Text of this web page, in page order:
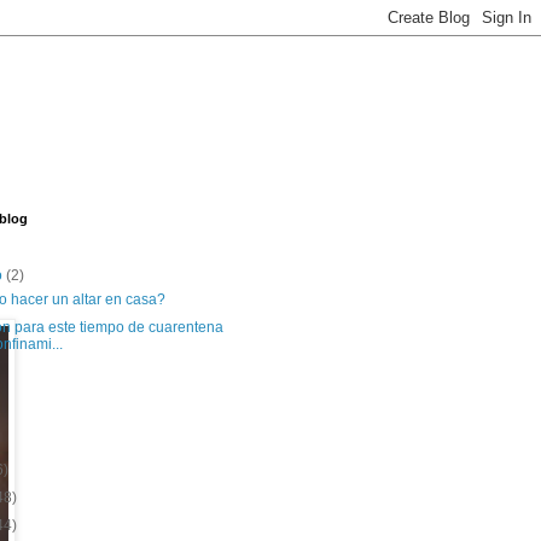
(2)
hacer un altar en casa?
para este tiempo de cuarentena